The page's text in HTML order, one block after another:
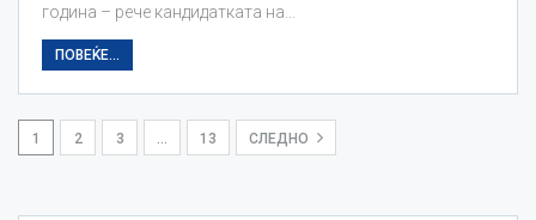
година – рече кандидатката на…
ПОВЕЌЕ...
1 2 3 13 СЛЕДНО